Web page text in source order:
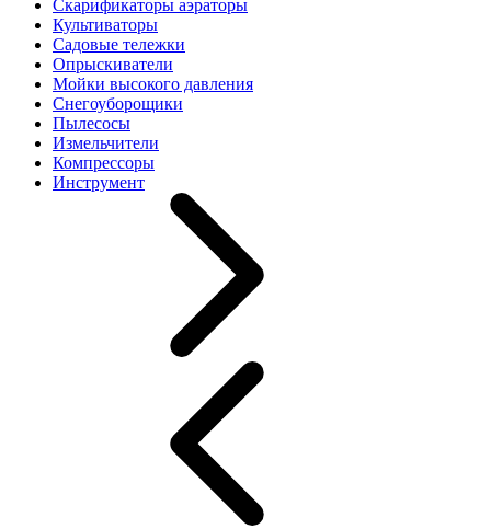
Скарификаторы аэраторы
Культиваторы
Садовые тележки
Опрыскиватели
Мойки высокого давления
Снегоуборощики
Пылесосы
Измельчители
Компрессоры
Инструмент